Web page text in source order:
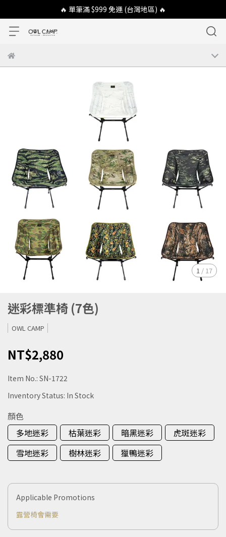
🔥 單筆滿 $999 免運 (台灣地區) 🔥
1 / 17
迷彩標準椅 (7色)
OWL CAMP
NT$2,880
Item No.: SN-1722
Inventory Status: In Stock
顏色
多地迷彩
枯葉迷彩 暗黑迷彩
虎斑迷彩
雪地迷彩
樹林迷彩 獵鴨迷彩
Applicable Promotions
露營椅會需要